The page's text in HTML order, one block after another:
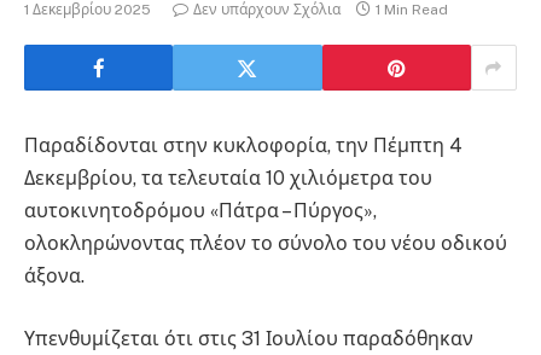
1 Δεκεμβρίου 2025 Δεν υπάρχουν Σχόλια 1 Min Read
Παραδίδονται στην κυκλοφορία, την Πέμπτη 4
Δεκεμβρίου, τα τελευταία 10 χιλιόμετρα του
αυτοκινητοδρόμου «Πάτρα – Πύργος»,
ολοκληρώνοντας πλέον το σύνολο του νέου οδικού
άξονα.
Υπενθυμίζεται ότι στις 31 Ιουλίου παραδόθηκαν